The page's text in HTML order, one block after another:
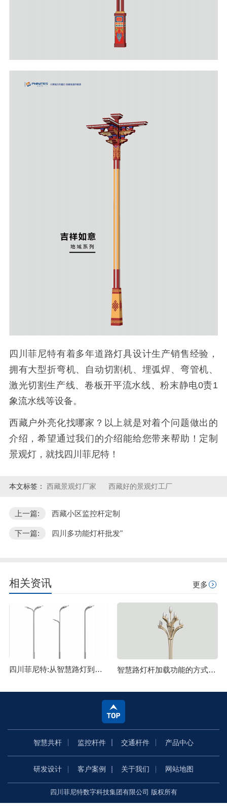
四川菲尼特有着多年道路灯具设计生产销售经验，
拥有大型折弯机、自动切割机、埋弧焊、弯管机、
激光切割生产线、卷板开平流水线、粉末静电0责1
象流水线等设备。
西藏户外亮化找哪家？以上就是对着个问题做出的
介绍，希望通过我们的介绍能给您带来帮助！定制
景观灯，就找四川菲尼特！
本文标签： 西藏景观灯厂家 西藏好的景观灯工厂
上一篇: 西藏小区监控杆定制
下一篇: 四川多功能灯杆批发"
相关资讯 更多
四川菲尼特:从智慧路灯到数字孪生再到元宇宙 智慧路灯杆加载功能的方式主要有哪些
智慧共杆 监控杆件 交通杆件 产品中心
研发设计 客户案例 关于我们 网站地图
四川菲尼特数字科技集团有限公司 版权所有